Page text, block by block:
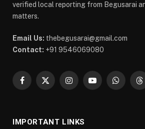
verified local reporting from Begusarai
matters.
Email Us: thebegusarai@gmail.com
Contact: +91 9546069080
Facebook
X
InstagramYouTube
IMPORTANT LINKS